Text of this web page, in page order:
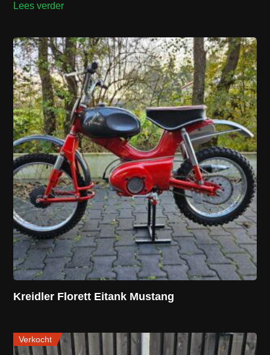
Lees verder
Kreidler Florett Eitank Mustang
Verkocht